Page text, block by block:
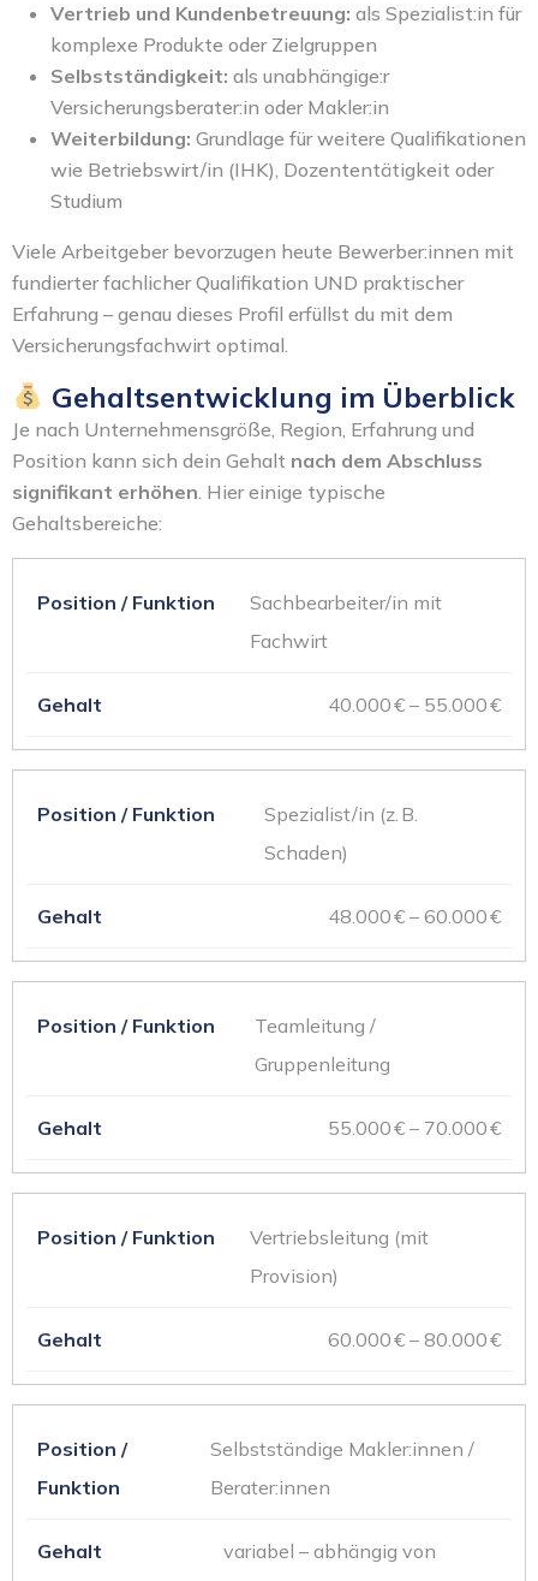
Vertrieb und Kundenbetreuung: als Spezialist:in für
komplexe Produkte oder Zielgruppen
Selbstständigkeit: als unabhängige:r
Versicherungsberater:in oder Makler:in
Weiterbildung: Grundlage für weitere Qualifikationen
wie Betriebswirt/in (IHK), Dozententätigkeit oder
Studium
Viele Arbeitgeber bevorzugen heute Bewerber:innen mit
fundierter fachlicher Qualifikation UND praktischer
Erfahrung – genau dieses Profil erfüllst du mit dem
Versicherungsfachwirt optimal.
Gehaltsentwicklung im Überblick
Je nach Unternehmensgröße, Region, Erfahrung und
Position kann sich dein Gehalt nach dem Abschluss
signifikant erhöhen. Hier einige typische
Gehaltsbereiche:
Sachbearbeiter/in mit
Fachwirt
40.000 € – 55.000 €
Spezialist/in (z. B.
Schaden)
48.000 € – 60.000 €
Teamleitung /
Gruppenleitung
55.000 € – 70.000 €
Vertriebsleitung (mit
Provision)
60.000 € – 80.000 €
Selbstständige Makler:innen /
Berater:innen
variabel – abhängig von